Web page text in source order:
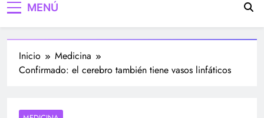
de Ciencia, noticias,
estudios, medicina,
investigación…
curiosidades, medicina, investigación y mucho
MENÚ
Inicio
Medicina
Confirmado: el cerebro también tiene vasos linfáticos